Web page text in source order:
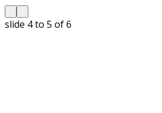
slide 5 to 6 of 6